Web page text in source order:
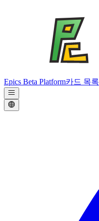
Epics Beta Platform카드 목록